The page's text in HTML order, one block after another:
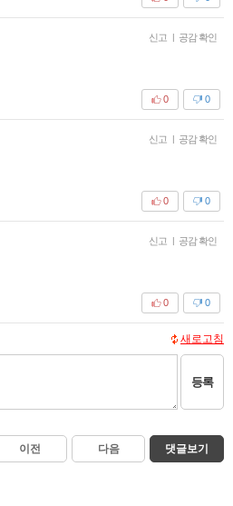
신고 | 공감 확인
0
0
신고 | 공감 확인
0
0
신고 | 공감 확인
0
0
새로고침
등록
이전 다음 댓글보기